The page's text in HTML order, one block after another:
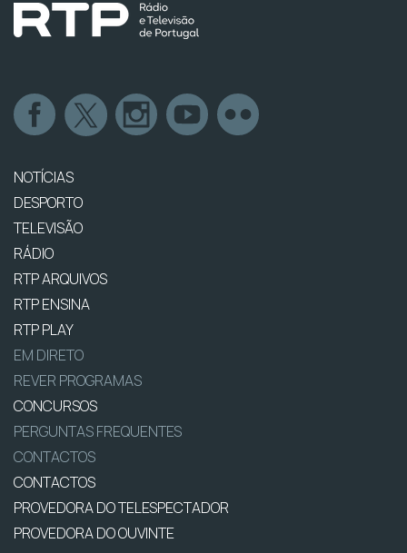
NOTÍCIAS
DESPORTO
TELEVISÃO
RÁDIO
RTP ARQUIVOS
RTP ENSINA
RTP PLAY
EM DIRETO
REVER PROGRAMAS
CONCURSOS
PERGUNTAS FREQUENTES
CONTACTOS
CONTACTOS
PROVEDORA DO TELESPECTADOR
PROVEDORA DO OUVINTE